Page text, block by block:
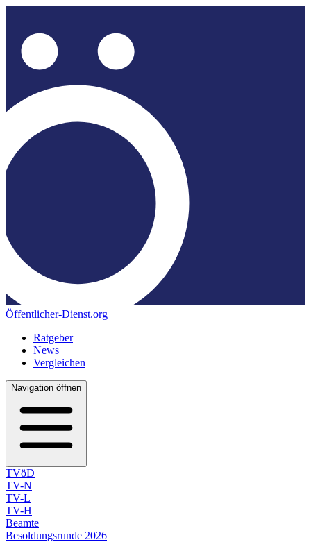
Öffentlicher-Dienst.org
Ratgeber
News
Vergleichen
Navigation öffnen
TVöD
TV-N
TV-L
TV-H
Beamte
Besoldungsrunde 2026